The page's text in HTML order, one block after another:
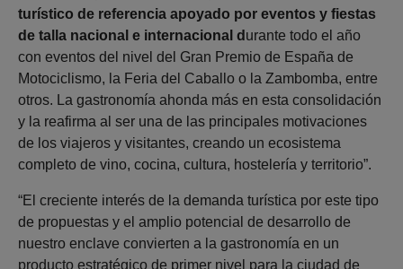
turístico de referencia apoyado por eventos y fiestas
de talla nacional e internacional d urante todo el año
con eventos del nivel del Gran Premio de España de
Motociclismo, la Feria del Caballo o la Zambomba, entre
otros. La gastronomía ahonda más en esta consolidación
y la reafirma al ser una de las principales motivaciones
de los viajeros y visitantes, creando un ecosistema
completo de vino, cocina, cultura, hostelería y territorio”.
“El creciente interés de la demanda turística por este tipo
de propuestas y el amplio potencial de desarrollo de
nuestro enclave convierten a la gastronomía en un
producto estratégico de primer nivel para la ciudad de